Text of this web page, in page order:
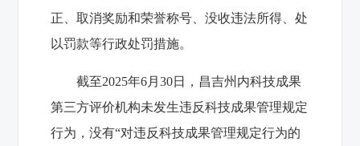
正、取消奖励和荣誉称号、没收违法所得、处
以罚款等行政处罚措施。
截至2025年6月30日，昌吉州内科技成果
第三方评价机构未发生违反科技成果管理规定
行为，没有“对违反科技成果管理规定行为的